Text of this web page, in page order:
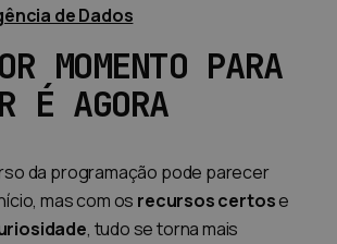
de Dados
MOMENTO PARA
É AGORA
da programação pode parecer
mas com os recursos certose
, tudo se torna mais